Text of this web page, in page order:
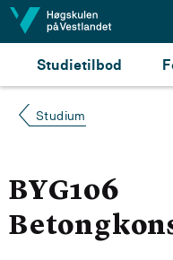
Hopp til innhald
Studietilbod
Studium
BYG106